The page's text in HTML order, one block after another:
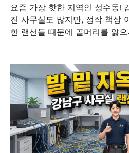
요즘 가장 핫한 지역인 성수동!
진 사무실도 많지만, 정작 책상
힌 랜선들 때문에 골머리를 앓